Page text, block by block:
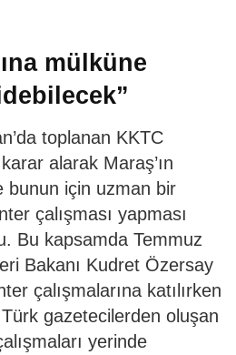
mülküne
toplanan KKTC
alarak Maraş’ın
bunun için uzman bir
çalışması yapması
Bu kapsamda Temmuz
Bakanı Kudret Özersay
çalışmalarına katılırken
gazetecilerden oluşan
yerinde